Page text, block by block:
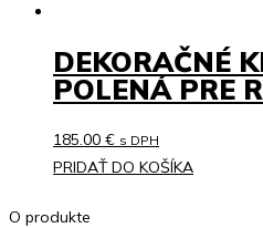
DEKORAČNÉ
POLENÁ PRE
185.00 € s DPH
PRIDAŤ DO KOŠÍKA
O produkte